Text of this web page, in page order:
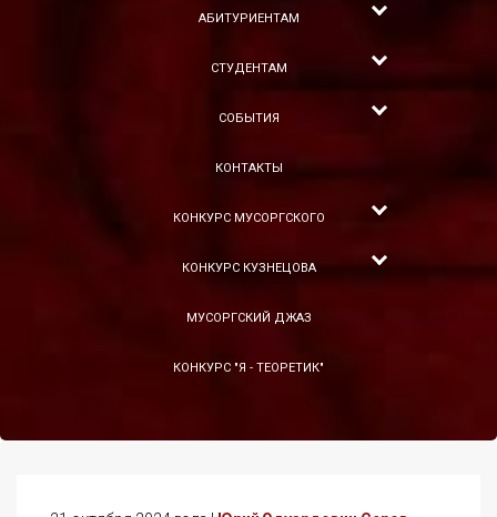
АБИТУРИЕНТАМ
СТУДЕНТАМ
СОБЫТИЯ
КОНТАКТЫ
КОНКУРС МУСОРГСКОГО
КОНКУРС КУЗНЕЦОВА
МУСОРГСКИЙ ДЖАЗ
КОНКУРС "Я - ТЕОРЕТИК"